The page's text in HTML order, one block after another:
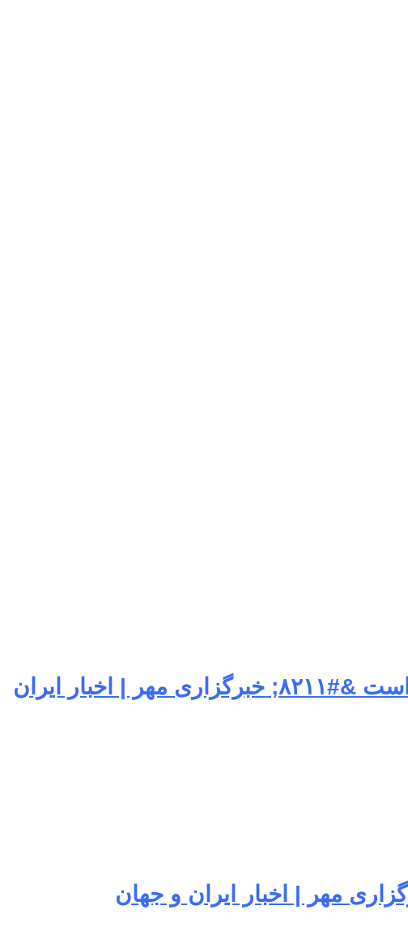
پزشکیان: رویکرد محله‌محوری ظرفیت مؤثری برای مدیریت آسیب اعتیاد است &#۸۲۱۱; خبرگزاری مهر | اخبار ایران